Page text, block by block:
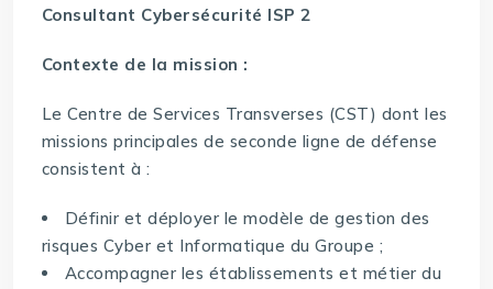
Consultant Cybersécurité ISP 2
Contexte de la mission :
Le Centre de Services Transverses (CST) dont les
missions principales de seconde ligne de défense
consistent à :
Définir et déployer le modèle de gestion des
risques Cyber et Informatique du Groupe ;
Accompagner les établissements et métier du